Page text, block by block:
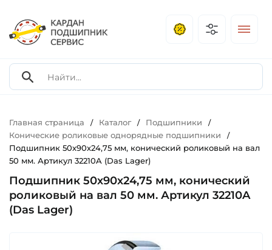
Главная страница / Каталог / Подшипники /
Конические роликовые однорядные подшипники /
Подшипник 50х90х24,75 мм, конический роликовый на вал
50 мм. Артикул 32210A (Das Lager)
Подшипник 50х90х24,75 мм, конический
роликовый на вал 50 мм. Артикул 32210A
(Das Lager)